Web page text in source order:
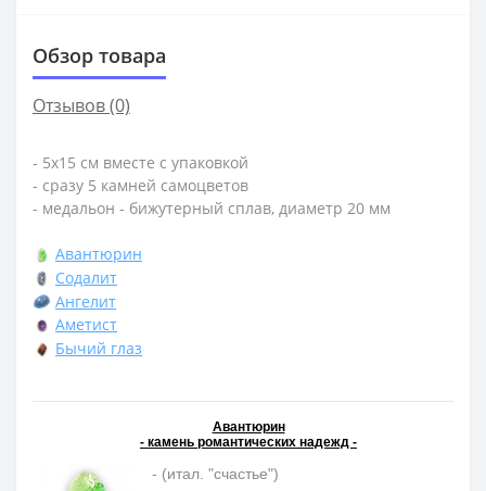
Обзор товара
Отзывов (0)
- 5х15 см вместе с упаковкой
- сразу 5 камней самоцветов
- медальон - бижутерный сплав, диаметр 20 мм
Авантюрин
Содалит
Ангелит
Аметист
Бычий глаз
Авантюрин
- камень романтических надежд -
- (итал. "счастье")